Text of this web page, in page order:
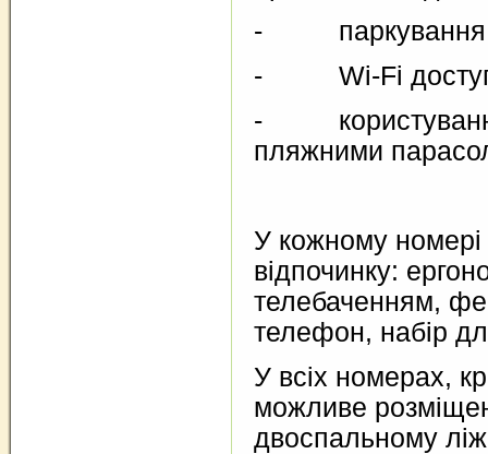
- паркування
- Wi-Fi доступ
- користування
пляжними
У кожному номері
відпочинку:
телебаченням,
телефон, набір
У всіх номерах,
можливе
двоспальному